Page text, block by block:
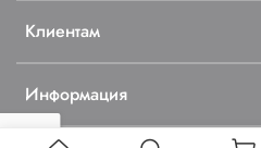
Клиентам
Информация